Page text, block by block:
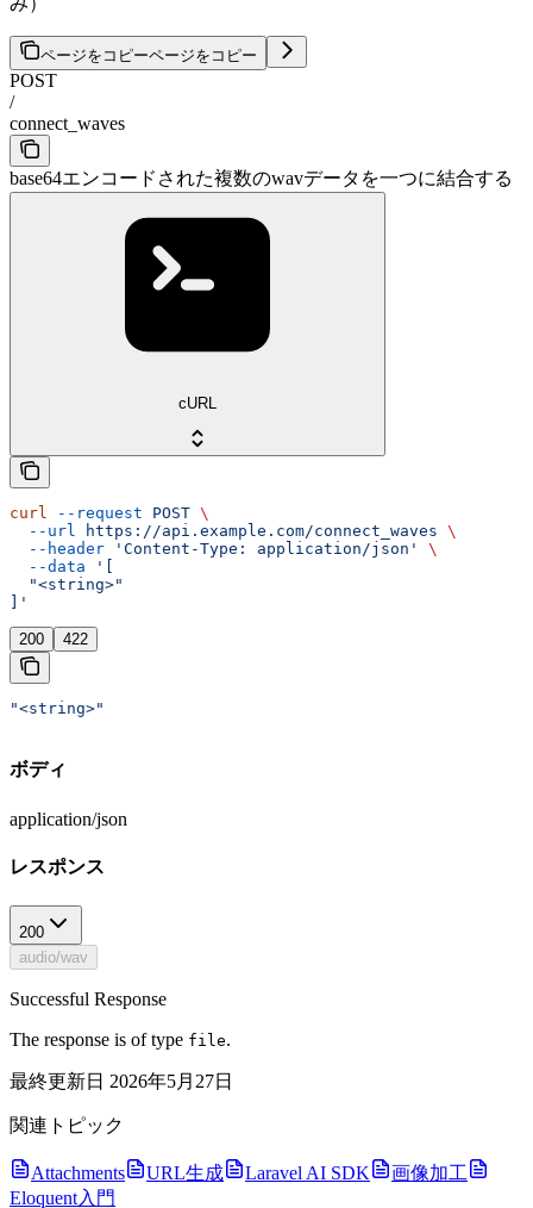
ページをコピーページをコピー
POST
/
connect_waves
base64エンコードされた複数のwavデータを一つに結合する
cURL
curl --request POST \
  --url
https://api.example.com/connect_waves \
  --header
'Content-Type: application/json'
\
  --data
'[
  "<string>"
]'
200 422
"<string>"
ボディ
application/json
レスポンス
200
audio/wav
Successful Response
The response is of type file.
最終更新日 2026年5月27日
関連トピック
Attachments URL生成 Laravel AI SDK
画像加工
Eloquent入門